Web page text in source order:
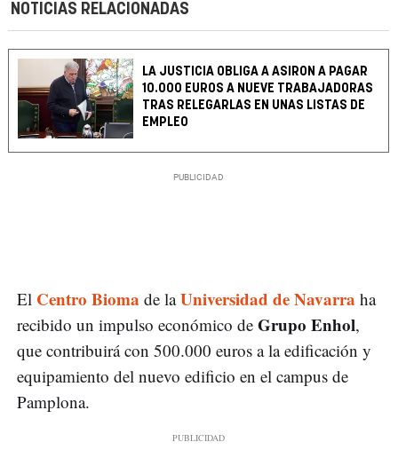
NOTICIAS RELACIONADAS
LA JUSTICIA OBLIGA A ASIRON A PAGAR
10.000 EUROS A NUEVE TRABAJADORAS
TRAS RELEGARLAS EN UNAS LISTAS DE
EMPLEO
El Centro Bioma de laUniversidad de Navarra ha
recibido un impulso económico de Grupo Enhol,
que contribuirá con 500.000 euros a la edificación y
equipamiento del nuevo edificio en el campus de
Pamplona.